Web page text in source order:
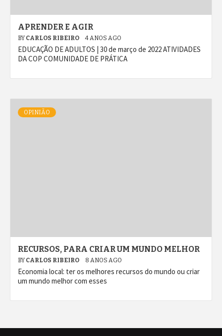
APRENDER E AGIR
BY CARLOS RIBEIRO 4 ANOS AGO
EDUCAÇÃO DE ADULTOS | 30 de março de 2022 ATIVIDADES
DA COP COMUNIDADE DE PRÁTICA
OPINIÃO
RECURSOS, PARA CRIAR UM MUNDO MELHOR
BY CARLOS RIBEIRO 8 ANOS AGO
Economia local: ter os melhores recursos do mundo ou criar
um mundo melhor com esses